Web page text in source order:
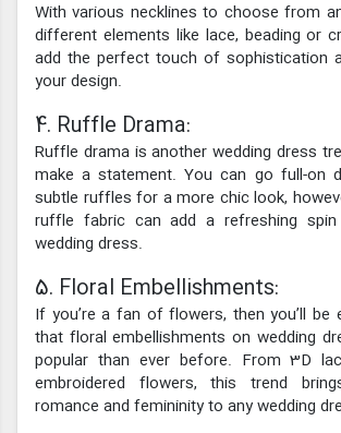
With various necklines to choose from
different elements like lace, beading or
add the perfect touch of sophistication
your design.
4. Ruffle Drama:
Ruffle drama is another wedding dress
make a statement. You can go full-on
subtle ruffles for a more chic look,
ruffle fabric can add a refreshing
wedding dress.
5. Floral Embellishments:
If you’re a fan of flowers, then you’ll be
that floral embellishments on wedding
popular than ever before. From 3D
embroidered flowers, this trend
romance and femininity to any wedding